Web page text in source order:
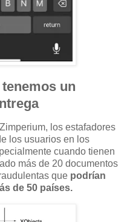
un
los estafadores
los usuarios en los
cuando tienen
más de 20 documentos
que podrían
de 50 países.